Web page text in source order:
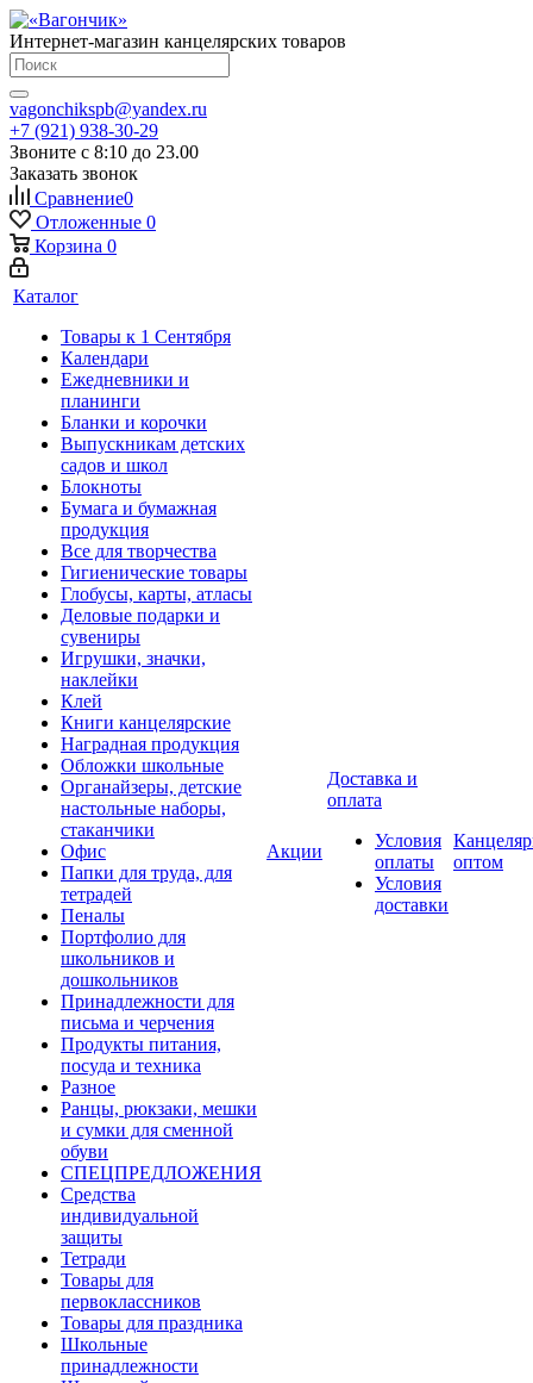
Интернет-магазин канцелярских товаров
vagonchikspb@yandex.ru
+7 (921) 938-30-29
Звоните с 8:10 до 23.00
Заказать звонок
Сравнение0
Отложенные 0
Корзина 0
Каталог
Товары к 1 Сентября
Календари
Ежедневники и
планинги
Бланки и корочки
Выпускникам детских
садов и школ
Блокноты
Бумага и бумажная
продукция
Все для творчества
Гигиенические товары
Глобусы, карты, атласы
Деловые подарки и
сувениры
Игрушки, значки,
наклейки
Клей
Книги канцелярские
Наградная продукция
Обложки школьные
Органайзеры, детские
настольные наборы,
стаканчики
Офис
Папки для труда, для
тетрадей
Пеналы
Портфолио для
школьников и
дошкольников
Принадлежности для
письма и черчения
Продукты питания,
посуда и техника
Разное
Ранцы, рюкзаки, мешки
и сумки для сменной
обуви
СПЕЦПРЕДЛОЖЕНИЯ
Средства
индивидуальной
защиты
Тетради
Товары для
первоклассников
Товары для праздника
Школьные
принадлежности
Акции
Доставка и
оплата
Условия
оплаты
Условия
доставки
оптом